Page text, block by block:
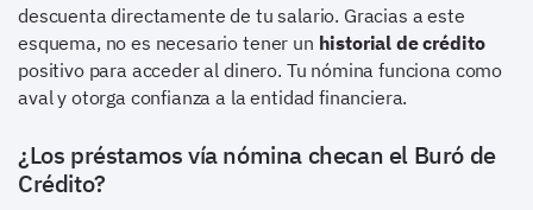
descuenta directamente de tu salario. Gracias a este
esquema, no es necesario tener un historial de crédito
positivo para acceder al dinero. Tu nómina funciona como
aval y otorga confianza a la entidad financiera.
¿Los préstamos vía nómina checan el Buró de
Crédito?